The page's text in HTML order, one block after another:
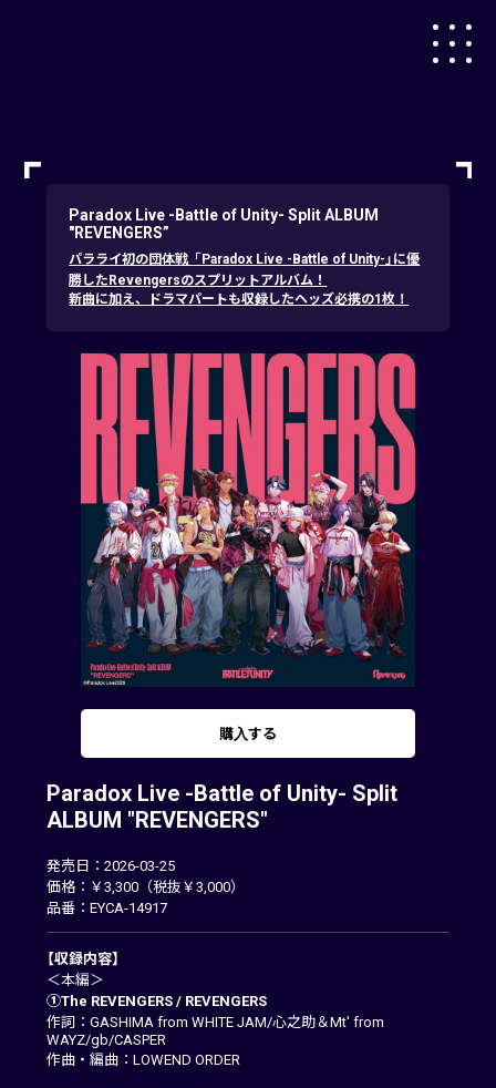
Paradox Live -Battle of Unity- Split ALBUM
"REVENGERS”
パラライ初の団体戦「Paradox Live -Battle of Unity-」に優
勝したRevengersのスプリットアルバム！
新曲に加え、ドラマパートも収録したヘッズ必携の1枚！
購入する
Paradox Live -Battle of Unity- Split
ALBUM "REVENGERS"
発売日：2026-03-25
価格：￥3,300（税抜￥3,000）
品番：EYCA-14917
【収録内容】
＜本編＞
①The REVENGERS / REVENGERS
作詞：GASHIMA from WHITE JAM/心之助＆Mt' from
WAYZ/gb/CASPER
作曲・編曲：LOWEND ORDER